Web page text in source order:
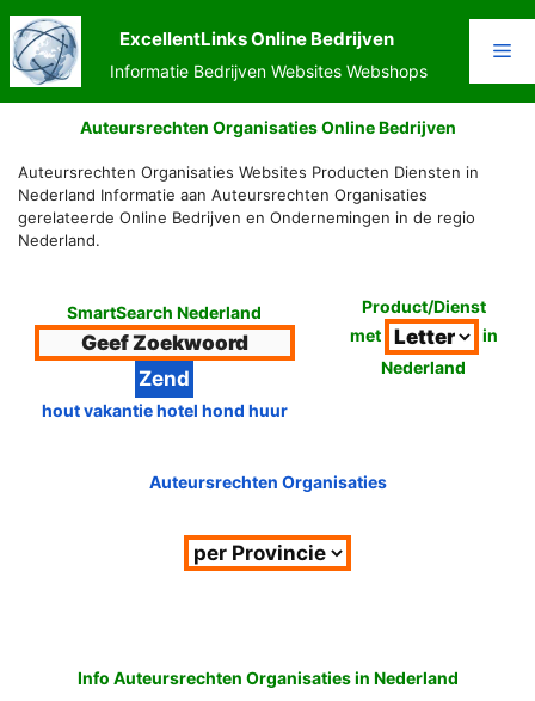
Ga
naar
de
inhoud
ExcellentLinks Online Bedrijven
Informatie Bedrijven Websites Webshops
Auteursrechten Organisaties Online Bedrijven
Auteursrechten Organisaties Websites Producten Diensten in
Nederland Informatie aan Auteursrechten Organisaties
gerelateerde Online Bedrijven en Ondernemingen in de regio
Nederland.
SmartSearch Nederland
hout vakantie hotel hond huur
Product/Dienst
met
in
Nederland
Auteursrechten Organisaties
Info Auteursrechten Organisaties in Nederland